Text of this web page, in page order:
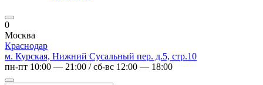
0
Москва
Краснодар
м. Курская, Нижний Сусальный пер. д.5, стр.10
пн-пт 10:00 — 21:00 / сб-вс 12:00 — 18:00